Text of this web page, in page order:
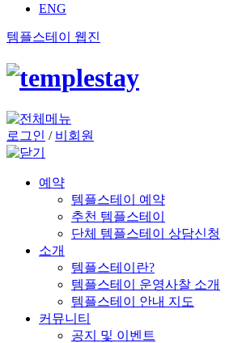
ENG
템플스테이 웹진
로그인 / 비회원
예약
템플스테이 예약
추천 템플스테이
단체 템플스테이 상담신청
소개
템플스테이란?
템플스테이 운영사찰 소개
템플스테이 안내 지도
커뮤니티
공지 및 이벤트